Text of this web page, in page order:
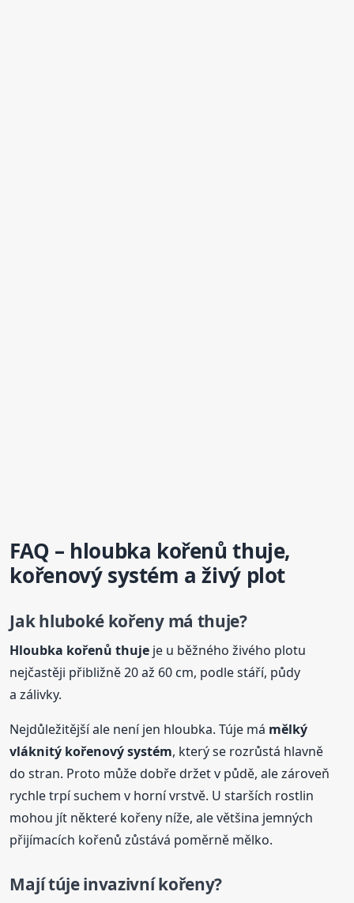
FAQ – hloubka kořenů thuje,
kořenový systém a živý plot
Jak hluboké kořeny má thuje?
Hloubka kořenů thuje je u běžného živého plotu
nejčastěji přibližně 20 až 60 cm, podle stáří, půdy
a zálivky.
Nejdůležitější ale není jen hloubka. Túje má mělký
vláknitý kořenový systém, který se rozrůstá hlavně
do stran. Proto může dobře držet v půdě, ale zároveň
rychle trpí suchem v horní vrstvě. U starších rostlin
mohou jít některé kořeny níže, ale většina jemných
přijímacích kořenů zůstává poměrně mělko.
Mají túje invazivní kořeny?